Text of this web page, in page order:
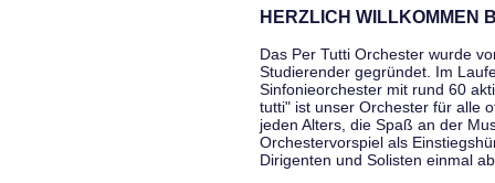
HERZLICH WILLKOMMEN
Das Per Tutti Orchester wurde
Studierender gegründet. Im
Sinfonieorchester mit rund 60
tutti" ist unser Orchester für alle
jeden Alters, die Spaß an der
Orchestervorspiel als
Dirigenten und Solisten einmal